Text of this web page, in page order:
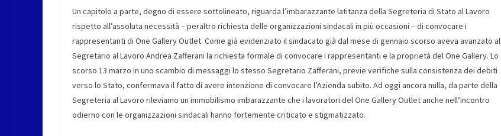
Un capitolo a parte, degno di essere sottolineato, riguarda l’imbarazzante latitanza della Segreteria di Stato al Lavoro
rispetto all’assoluta necessità – peraltro richiesta delle organizzazioni sindacali in più occasioni – di convocare i
rappresentanti di One Gallery Outlet. Come già evidenziato il sindacato già dal mese di gennaio scorso aveva avanzato al
Segretario al Lavoro Andrea Zafferani la richiesta formale di convocare i rappresentanti e la proprietà del One Gallery. Lo
scorso 13 marzo in uno scambio di messaggi lo stesso Segretario Zafferani, previe verifiche sulla consistenza dei debiti
verso lo Stato, confermava il fatto di avere intenzione di convocare l’Azienda subito. Ad oggi ancora nulla, da parte della
Segreteria al Lavoro rileviamo un immobilismo imbarazzante che i lavoratori del One Gallery Outlet anche nell’incontro
odierno con le organizzazioni sindacali hanno fortemente criticato e stigmatizzato.